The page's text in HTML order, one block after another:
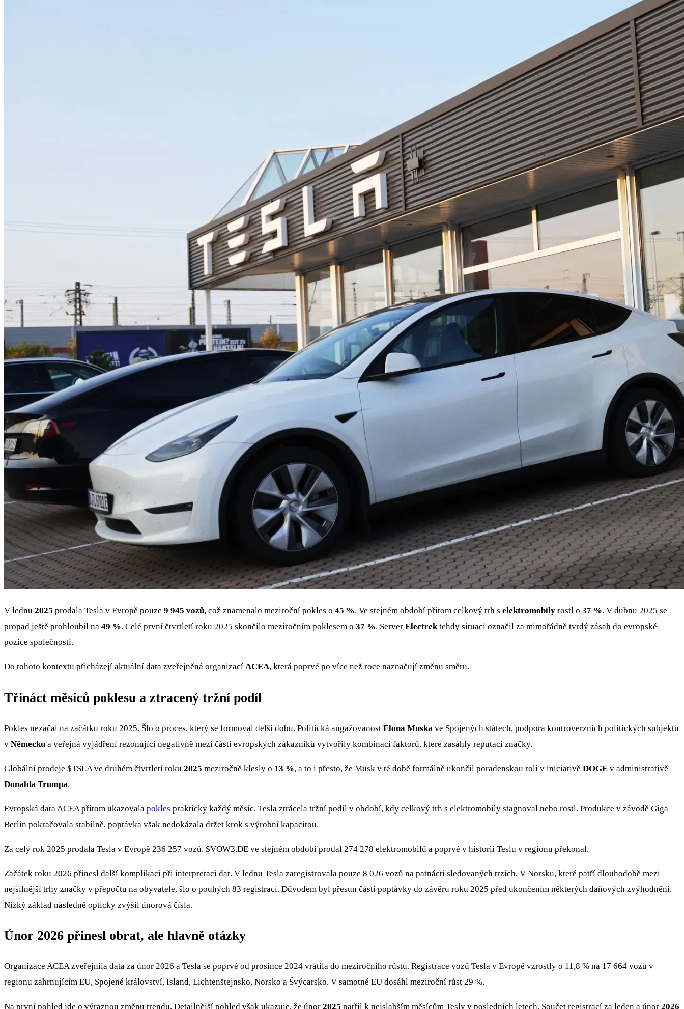
V lednu 2025 prodala Tesla v Evropě pouze 9 945 vozů, což znamenalo meziroční pokles o 45 %. Ve stejném období přitom celkový trh s elektromobily rostl o 37 %. V dubnu 2025 se
propad ještě prohloubil na 49 %. Celé první čtvrtletí roku 2025 skončilo meziročním poklesem o 37 %. Server Electrektehdy situaci označil za mimořádně tvrdý zásah do evropské
pozice společnosti.
Do tohoto kontextu přicházejí aktuální data zveřejněná organizací ACEA, která poprvé po více než roce naznačují změnu směru.
Třináct měsíců poklesu a ztracený tržní podíl
Pokles nezačal na začátku roku 2025. Šlo o proces, který se formoval delší dobu. Politická angažovanost Elona Muska ve Spojených státech, podpora kontroverzních politických subjektů
v Německu a veřejná vyjádření rezonující negativně mezi částí evropských zákazníků vytvořily kombinaci faktorů, které zasáhly reputaci značky.
Globální prodeje $TSLAve druhém čtvrtletí roku 2025 meziročně klesly o 13 %, a to i přesto, že Musk v té době formálně ukončil poradenskou roli v iniciativě DOGE v administrativě
Donalda Trumpa.
Evropská data ACEA přitom ukazovala pokles prakticky každý měsíc. Tesla ztrácela tržní podíl v období, kdy celkový trh s elektromobily stagnoval nebo rostl. Produkce v závodě Giga
Berlin pokračovala stabilně, poptávka však nedokázala držet krok s výrobní kapacitou.
Za celý rok 2025 prodala Tesla v Evropě 236 257 vozů. $VOW3.DE ve stejném období prodal 274 278 elektromobilů a poprvé v historii Teslu v regionu překonal.
Začátek roku 2026 přinesl další komplikaci při interpretaci dat. V lednu Tesla zaregistrovala pouze 8 026 vozů na patnácti sledovaných trzích. V Norsku, které patří dlouhodobě mezi
nejsilnější trhy značky v přepočtu na obyvatele, šlo o pouhých 83 registrací. Důvodem byl přesun části poptávky do závěru roku 2025 před ukončením některých daňových zvýhodnění.
Nízký základ následně opticky zvýšil únorová čísla.
Únor 2026 přinesl obrat, ale hlavně otázky
Organizace ACEA zveřejnila data za únor 2026 a Tesla se poprvé od prosince 2024 vrátila do meziročního růstu. Registrace vozů Tesla v Evropě vzrostly o 11,8 % na 17 664 vozů v
regionu zahrnujícím EU, Spojené království, Island, Lichtenštejnsko, Norsko a Švýcarsko. V samotné EU dosáhl meziroční růst 29 %.
Na první pohled jde o výraznou změnu trendu. Detailnější pohled však ukazuje, že únor 2025 patřil k nejslabším měsícům Tesly v posledních letech. Součet registrací za leden a únor 2026